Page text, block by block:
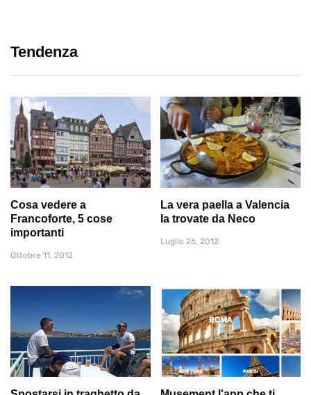
Tendenza
Cosa vedere a
Francoforte, 5 cose
importanti
Ottobre 11, 2012
La vera paella a Valencia
la trovate da Neco
Luglio 26, 2012